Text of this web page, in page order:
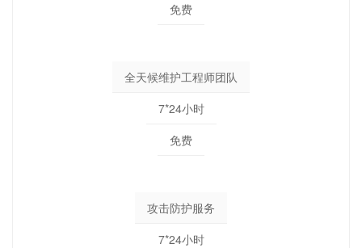
免费
全天候维护工程师团队
7*24小时
免费
攻击防护服务
7*24小时